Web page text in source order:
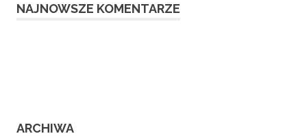
NAJNOWSZE KOMENTARZE
ARCHIWA